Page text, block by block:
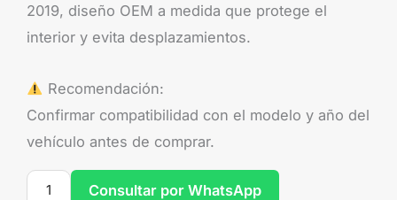
2019, diseño OEM a medida que protege el
interior y evita desplazamientos.
Recomendación:
Confirmar compatibilidad con el modelo y año del
vehículo antes de comprar.
Consultar por WhatsApp